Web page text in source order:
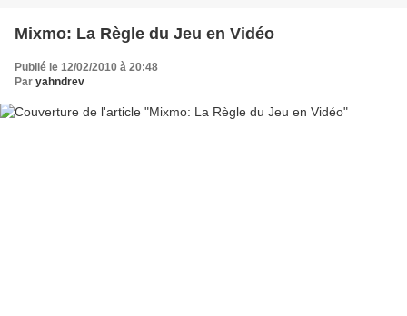
Mixmo: La Règle du Jeu en Vidéo
Publié le 12/02/2010 à 20:48
Par yahndrev